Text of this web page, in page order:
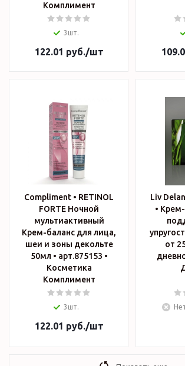
Комплимент
3шт.
122.01 руб./шт
Compliment • RETINOL
FORTE Ночной
мультиактивный
Крем-баланс для лица,
шеи и зоны декольте
50мл • арт.875153 •
Косметика
Комплимент
3шт.
122.01 руб./шт
Liv
•
от
дневной